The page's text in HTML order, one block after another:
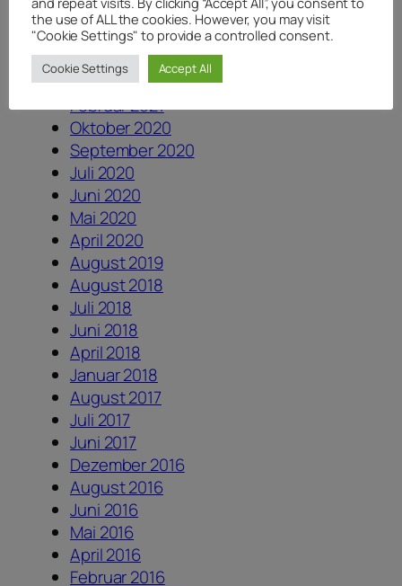
Juli 2021
Juni 2021
Mai 2021
März 2021
Februar 2021
Oktober 2020
September 2020
Juli 2020
Juni 2020
Mai 2020
April 2020
August 2019
August 2018
Juli 2018
Juni 2018
April 2018
Januar 2018
August 2017
Juli 2017
Juni 2017
Dezember 2016
August 2016
Juni 2016
Mai 2016
April 2016
Februar 2016
the use of ALL the cookies. However, you may visit
"Cookie Settings" to provide a controlled consent.
Cookie Settings Accept All